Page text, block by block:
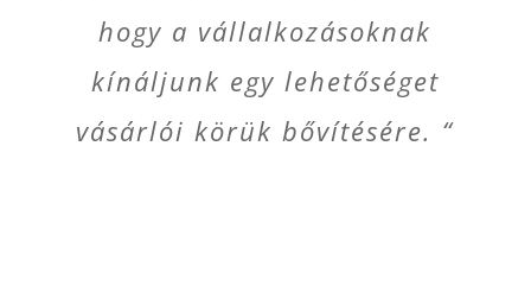
hogy a vállalkozásoknak
kínáljunk egy lehetőséget
vásárlói körük bővítésére. “